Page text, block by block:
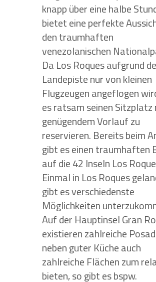
knapp über eine halbe
bietet eine perfekte
den traumhaften
venezolanischen
Da Los Roques aufgrund
Landepiste nur von kleinen
Flugzeugen angeflogen
es ratsam seinen Sitzplatz
genügendem Vorlauf zu
reservieren. Bereits beim
gibt es einen traumhaften
auf die 42 Inseln Los
Einmal in Los Roques
gibt es verschiedenste
Möglichkeiten
Auf der Hauptinsel Gran
existieren zahlreiche
neben guter Küche auch
zahlreiche Flächen zum
bieten, so gibt es bspw.